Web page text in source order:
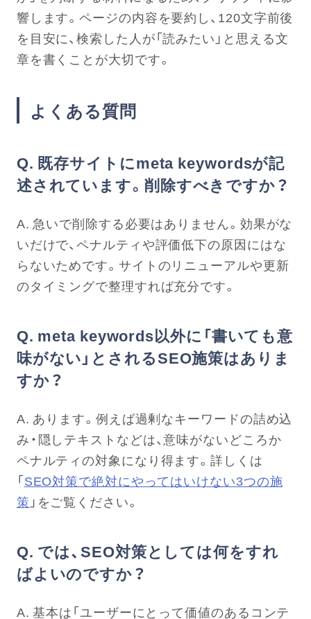
響します。ページの内容を要約し、120文字前後
を目安に、検索した人が「読みたい」と思える文
章を書くことが大切です。
よくある質問
Q. 既存サイトにmeta keywordsが記
述されています。削除すべきですか？
A. 急いで削除する必要はありません。効果がな
いだけで、ペナルティや評価低下の原因にはな
らないためです。サイトのリニューアルや更新
のタイミングで整理すれば充分です。
Q. meta keywords以外に「書いても意
味がない」とされるSEO施策はありま
すか？
A. あります。例えば過剰なキーワードの詰め込
み・隠しテキストなどは、意味がないどころか
ペナルティの対象になり得ます。詳しくは
「SEO対策で絶対にやってはいけない3つの施
策 」をご覧ください。
Q. では、SEO対策としては何をすれ
ばよいのですか？
A. 基本は「ユーザーにとって価値のあるコンテ